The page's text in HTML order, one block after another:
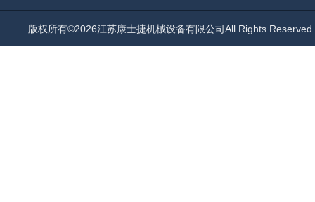
版权所有©2026江苏康士捷机械设备有限公司All Rights